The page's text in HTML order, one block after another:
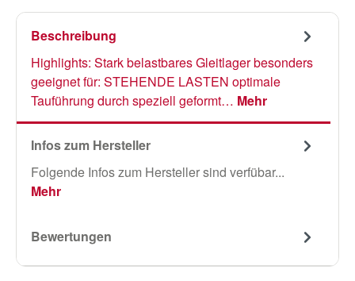
Beschreibung
Highlights: Stark belastbares Gleitlager besonders
geeignet für: STEHENDE LASTEN optimale
Tauführung durch speziell geformt… Mehr
Infos zum Hersteller
Folgende Infos zum Hersteller sind verfübar...
Mehr
Bewertungen